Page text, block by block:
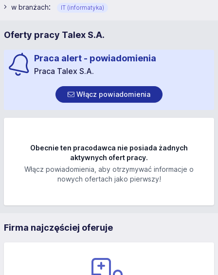
w branżach: IT (informatyka)
Oferty pracy Talex S.A.
Praca alert - powiadomienia
Praca Talex S.A.
Włącz powiadomienia
Obecnie ten pracodawca nie posiada żadnych
aktywnych ofert pracy.
Włącz powiadomienia, aby otrzymywać informacje o
nowych ofertach jako pierwszy!
Firma najczęściej oferuje